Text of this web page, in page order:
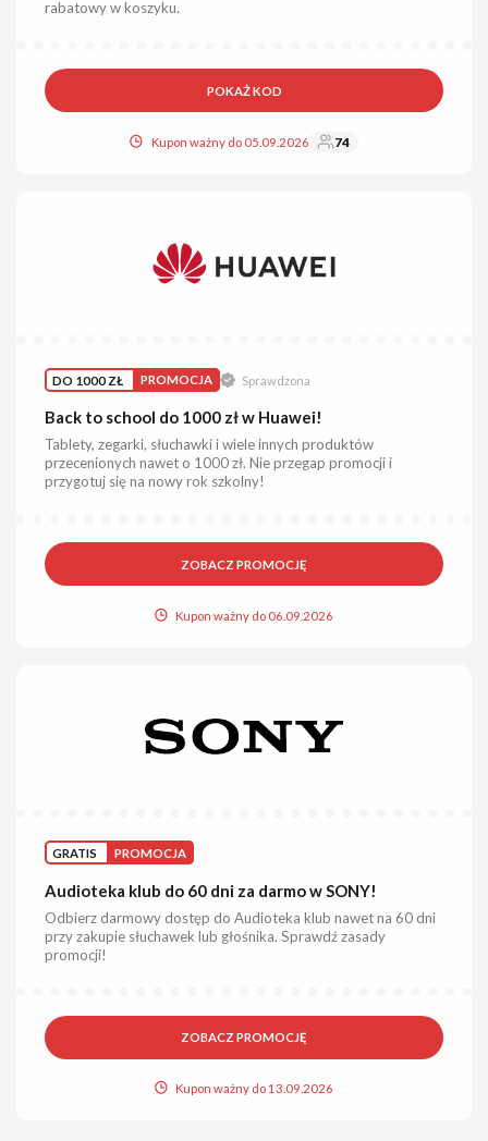
rabatowy w koszyku.
POKAŻ KOD
Kupon ważny do 05.09.2026 74
DO 1000 ZŁ PROMOCJA Sprawdzona
Back to school do 1000 zł w Huawei!
Tablety, zegarki, słuchawki i wiele innych produktów
przecenionych nawet o 1000 zł. Nie przegap promocji i
przygotuj się na nowy rok szkolny!
ZOBACZ PROMOCJĘ
Kupon ważny do 06.09.2026
GRATIS PROMOCJA
Audioteka klub do 60 dni za darmo w SONY!
Odbierz darmowy dostęp do Audioteka klub nawet na 60 dni
przy zakupie słuchawek lub głośnika. Sprawdź zasady
promocji!
ZOBACZ PROMOCJĘ
Kupon ważny do 13.09.2026